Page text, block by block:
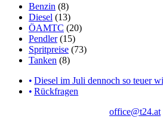
Benzin (8)
Diesel (13)
ÖAMTC (20)
Pendler(15)
Spritpreise (73)
Tanken (8)
Diesel im Juli dennoch so teuer
Rückfragen
office@t24.at